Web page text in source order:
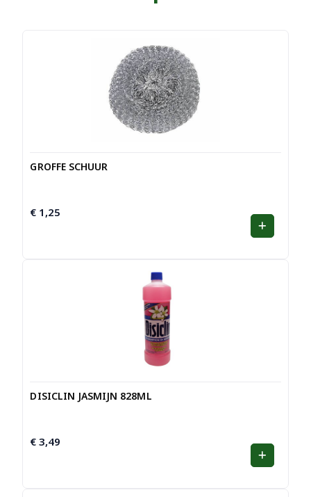
GROFFE SCHUUR
€ 1,25
DISICLIN JASMIJN 828ML
€ 3,49